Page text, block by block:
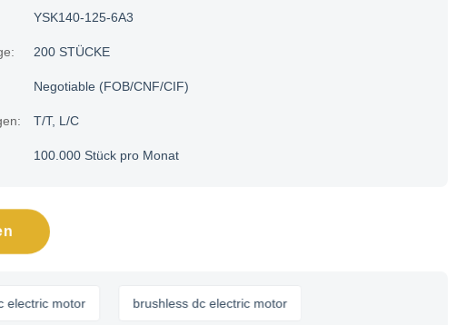
YSK140-125-6A3
200 STÜCKE
Negotiable (FOB/CNF/CIF)
T/T, L/C
100.000 Stück pro Monat
motor brushless dc electric motor